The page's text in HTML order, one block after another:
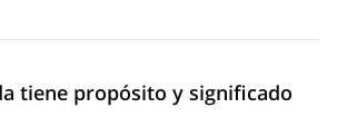
tiene propósito y significado